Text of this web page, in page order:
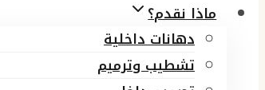
ماذا نقدم؟
دهانات داخلية
تشطيب وترميم